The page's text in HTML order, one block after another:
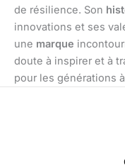
de résilience. Son
innovations et ses
une marque
doute à inspirer et à
pour les générations